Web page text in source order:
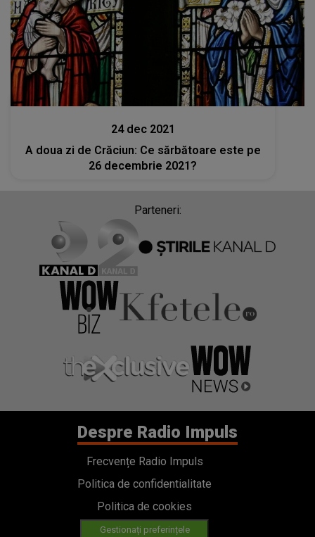
24 dec 2021
A doua zi de Crăciun: Ce sărbătoare este pe
26 decembrie 2021?
Parteneri:
Despre Radio Impuls
Frecvențe Radio Impuls
Politica de confidentialitate
Politica de cookies
Gestionați preferințele